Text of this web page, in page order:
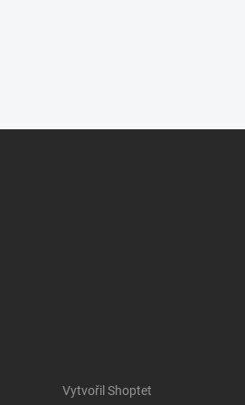
Vytvořil Shoptet